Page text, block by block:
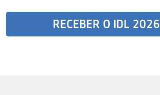
RECEBER O IDL 2026